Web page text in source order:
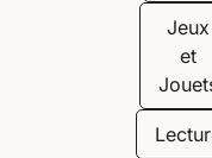
Jeux
et